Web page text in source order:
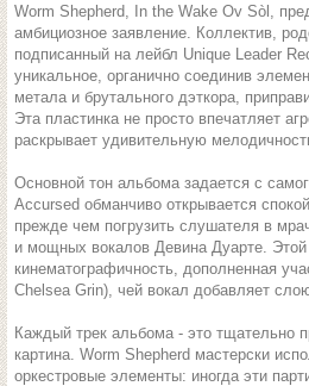
Worm Shepherd, In the Wake Ov Sòl,
амбициозное заявление. Коллектив,
подписанный на лейбл Unique Leader
уникальное, органично соединив
метала и брутального дэткора,
Эта пластинка не просто впечатляет
раскрывает удивительную
Основной тон альбома задается с
Accursed обманчиво открывается
прежде чем погрузить слушателя в
и мощных вокалов Девина Дуарте. Этой
кинематографичность, дополненная
Chelsea Grin), чей вокал добавляет
Каждый трек альбома - это тщательно
картина. Worm Shepherd мастерски
оркестровые элементы: иногда эти